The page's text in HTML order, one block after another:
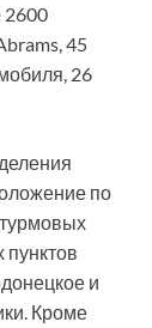
2600
45
26
по
пунктов
и
Кроме